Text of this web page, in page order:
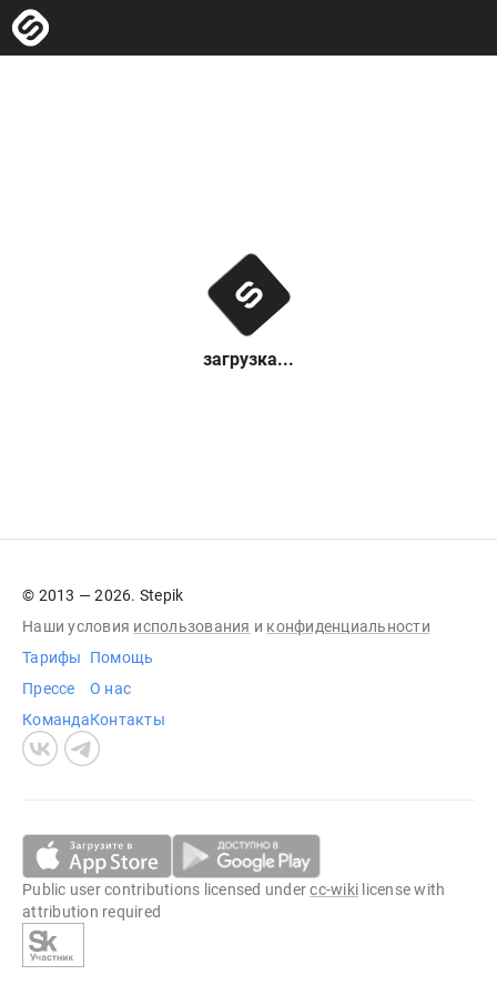
загрузка...
© 2013 — 2026. Stepik
Наши условия использования и конфиденциальности
Тарифы
Прессе
Команда
Помощь
О нас
Контакты
Public user contributions licensed undercc-wiki license with
attribution required